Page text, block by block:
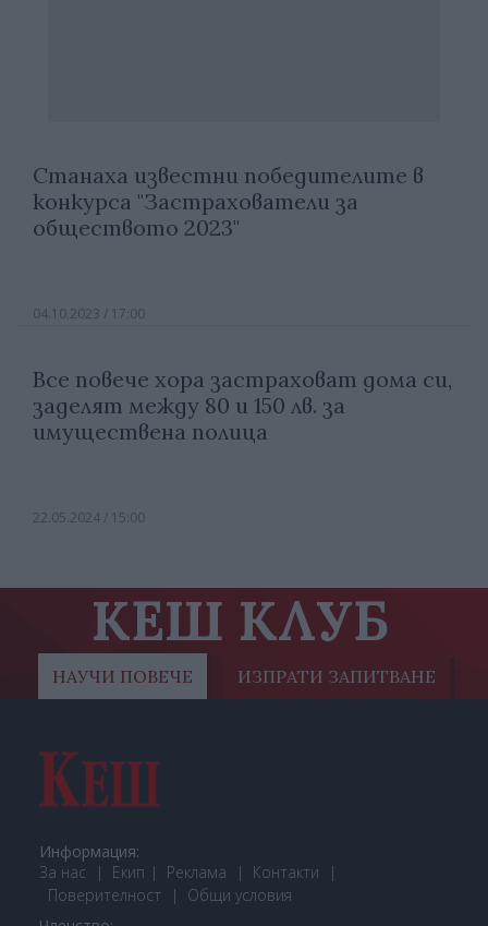
Станаха известни победителите в
конкурса "Застрахователи за
обществото 2023"
04.10.2023 / 17:00
Все повече хора застраховат дома си,
заделят между 80 и 150 лв. за
имуществена полица
22.05.2024 / 15:00
КЕШ КЛУБ
НАУЧИ ПОВЕЧЕ ИЗПРАТИ ЗАПИТВАНЕ
Информация:
За нас
Екип Реклама
Контакти
Поверителност
Общи условия